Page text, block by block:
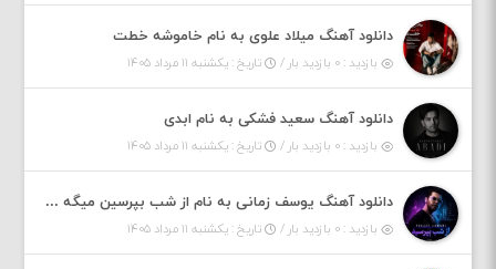
دانلود آهنگ میلاد علوی به نام خاموشه خطت
بازدید : ۰ بازدید بار / تاریخ : یکشنبه ۱۱ مرداد ۱۴۰۵
دانلود آهنگ سعید فشکی به نام ابدی
بازدید : ۰ بازدید بار / تاریخ : یکشنبه ۱۱ مرداد ۱۴۰۵
دانلود آهنگ یوسف زمانی به نام از شب بپرسین میگه چه روزگاری دارم
بازدید : ۰ بازدید بار / تاریخ : یکشنبه ۱۱ مرداد ۱۴۰۵